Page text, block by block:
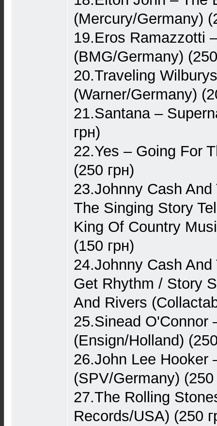
(Mercury/Germany)
19.Eros Ramazzotti
(BMG/Germany)
20.Traveling
(Warner/Germany)
21.Santana –
грн)
22.Yes – Going For
(250 грн)
23.Johnny Cash
The Singing Story
King Of Country
(150 грн)
24.Johnny Cash
Get Rhythm / Story
And Rivers
25.Sinead O'Connor
(Ensign/Holland)
26.John Lee Hooker
(SPV/Germany) (250
27.The Rolling
Records/USA) (250